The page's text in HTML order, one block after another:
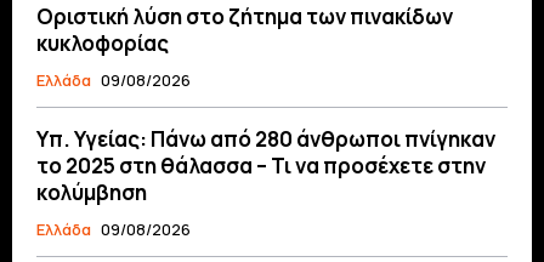
Οριστική λύση στο ζήτημα των πινακίδων
κυκλοφορίας
Ελλάδα 09/08/2026
Υπ. Υγείας: Πάνω από 280 άνθρωποι πνίγηκαν
το 2025 στη θάλασσα – Τι να προσέχετε στην
κολύμβηση
Ελλάδα 09/08/2026